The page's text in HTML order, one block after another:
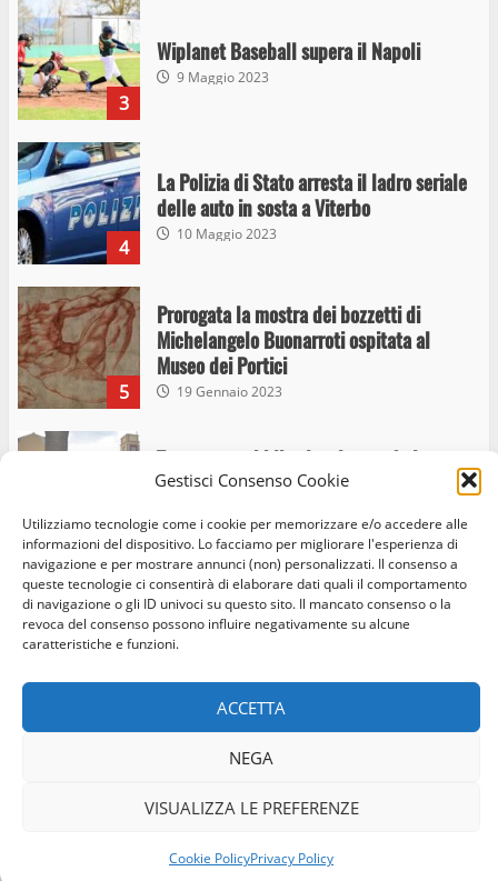
Gestisci Consenso Cookie
Utilizziamo tecnologie come i cookie per memorizzare e/o accedere alle
informazioni del dispositivo. Lo facciamo per migliorare l'esperienza di
navigazione e per mostrare annunci (non) personalizzati. Il consenso a
queste tecnologie ci consentirà di elaborare dati quali il comportamento
di navigazione o gli ID univoci su questo sito. Il mancato consenso o la
revoca del consenso possono influire negativamente su alcune
caratteristiche e funzioni.
ACCETTA
NEGA
VISUALIZZA LE PREFERENZE
Cookie PolicyPrivacy Policy
3
Wiplanet Baseball supera il Napoli
9 Maggio 2023
4
La Polizia di Stato arresta il ladro seriale
delle auto in sosta a Viterbo
10 Maggio 2023
5
Prorogata la mostra dei bozzetti di
Michelangelo Buonarroti ospitata al
Museo dei Portici
19 Gennaio 2023
6
Trasporto pubblico locale, trasferimento
capolinea al terminal Riello dal 15 al 17
15 Giugno 2023
7
Giochi Sportivi Studenteschi di Atletica a
Viterbo
I Carabinieri arrestano due giovani per
detenzione ai fini di spaccio di sostanze
stupefacenti
Home Privacy Policy Cookie Policy Contatti
© Occhio Viterbese - Codice 90148040562 - N° iscrizione
ROC:39156 - Tutti i diritti riservati